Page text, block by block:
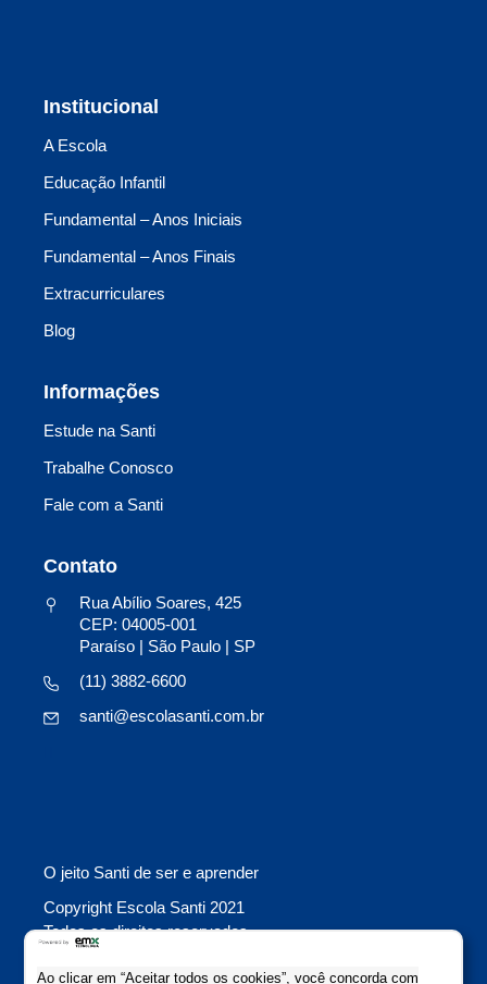
O jeito Santi de ser e aprender
Copyright Escola Santi 2021
Todos os direitos reservados
Institucional
A Escola
Educação Infantil
Fundamental – Anos Iniciais
Fundamental – Anos Finais
Extracurriculares
Blog
Informações
Estude na Santi
Trabalhe Conosco
Fale com a Santi
Contato
Rua Abílio Soares, 425
CEP: 04005-001
Paraíso | São Paulo | SP
(11) 3882-6600
santi@escolasanti.com.br
Ao clicar em “Aceitar todos os cookies”, você concorda com